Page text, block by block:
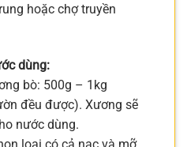
hoặc chợ truyền
dùng:
bò: 500g – 1kg
đều được). Xương sẽ
nước dùng.
loại có cả nạc và mỡ